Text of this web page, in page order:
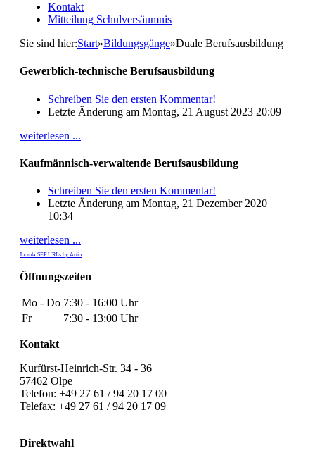
Kontakt
Mitteilung Schulversäumnis
Sie sind hier:Start»Bildungsgänge»Duale Berufsausbildung
Gewerblich-technische Berufsausbildung
Schreiben Sie den ersten Kommentar!
Letzte Änderung am Montag, 21 August 2023 20:09
weiterlesen ...
Kaufmännisch-verwaltende Berufsausbildung
Schreiben Sie den ersten Kommentar!
Letzte Änderung am Montag, 21 Dezember 2020
10:34
weiterlesen ...
Joomla SEF URLs by Artio
Öffnungszeiten
Mo - Do 7:30 - 16:00 Uhr
Fr
7:30 - 13:00 Uhr
Kontakt
Kurfürst-Heinrich-Str. 34 - 36
57462 Olpe
Telefon: +49 27 61 / 94 20 17 00
Telefax: +49 27 61 / 94 20 17 09
Direktwahl